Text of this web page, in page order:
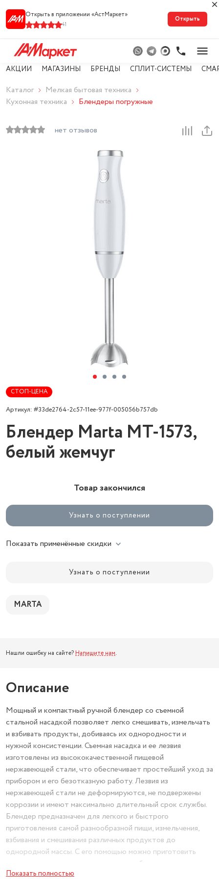
Открыть в приложении «АстМарке‪т‬»
41
Открыть
АКЦИИ МАГАЗИНЫ БРЕНДЫ СПЛИТ-СИСТЕМЫ
Каталог
Мелкая бытовая техника
Кухонная техника
Блендеры погружные
нет отзывов
СТОП-ЦЕНА
Артикул: #33de2764-2c57-11ee-977f-005056b757db
Блендер Marta MT-1573,
белый жемчуг
Товар закончился
Узнать о поступлении
Показать применённые скидки
Узнать о поступлении
MARTA
Нашли ошибку на сайте? Напишите нам.
Описание
Мощный и компактный ручной блендер со съемной
стальной насадкой позволяет легко смешивать, измельчать
и взбивать продукты, добиваясь их однородности и
нужной консистенции. Съемная насадка и ее лезвия
изготовлены из высококачественной пищевой
нержавеющей стали, что обеспечивает простейший уход за
прибором и его безотказную работу. Лезвия из
нержавеющей стали не деформируются, не подвержены
коррозии и имеют максимально длительный срок службы.
Блендер предназначен для легкого и быстрого
приготовления самой разнообразной пищи, измельчения,
взбивания и смешивания различных продуктов до
однородной массы. С его помощью можно приготовить
ароматные супы-пюре и соусы, разнообразную выпечку,
десерты, взбитые сливки, крем и мороженое, полезные
Показать полностью